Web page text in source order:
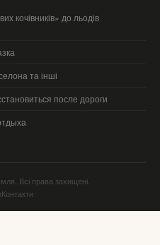
кочівників» до льодів
та інші
после дороги
Всі права захищені.
Контакти